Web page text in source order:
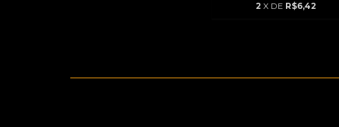
2 X DE R$6,42